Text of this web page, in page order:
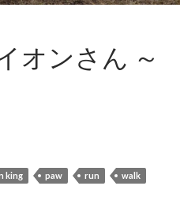
オンさん ～
king paw run walk